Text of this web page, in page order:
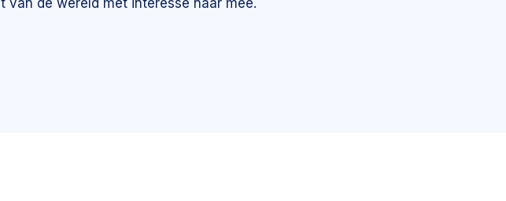
van de wereld met interesse naar mee.